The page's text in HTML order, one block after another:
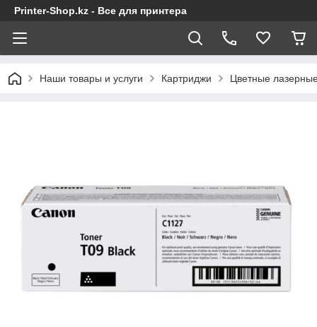
Printer-Shop.kz - Все для принтера
Наши товары и услуги Картриджи Цветные